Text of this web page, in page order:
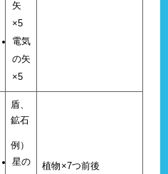
矢
×5
電気
の矢
×5
盾、
鉱石
例）
星の
植物×7つ前後